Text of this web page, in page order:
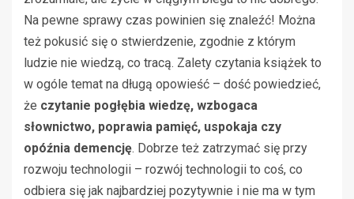
Na pewne sprawy czas powinien się znaleźć! Można
też pokusić się o stwierdzenie, zgodnie z którym
ludzie nie wiedzą, co tracą. Zalety czytania książek to
w ogóle temat na długą opowieść – dość powiedzieć,
że czytanie pogłębia wiedzę, wzbogaca
słownictwo, poprawia pamięć, uspokaja czy
opóźnia demencję. Dobrze też zatrzymać się przy
rozwoju technologii – rozwój technologii to coś, co
odbiera się jak najbardziej pozytywnie i nie ma w tym